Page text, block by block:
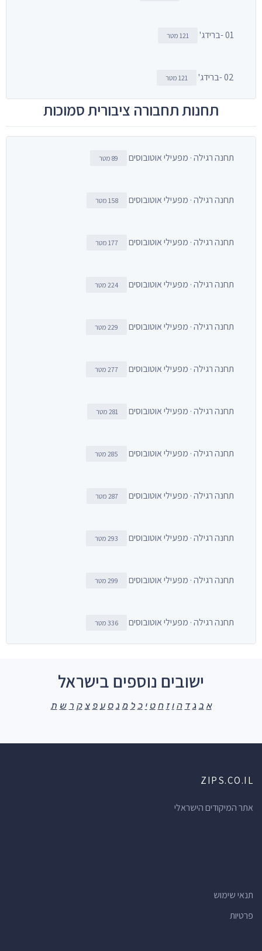
01 -ברידג' 121 מטר
02 -ברידג' 121 מטר
תחנות תחבורה ציבורית סמוכות
תחנה רגילה · מפעילי אוטובוסים 89 מטר
תחנה רגילה · מפעילי אוטובוסים 158 מטר
תחנה רגילה · מפעילי אוטובוסים 177 מטר
תחנה רגילה · מפעילי אוטובוסים 224 מטר
תחנה רגילה · מפעילי אוטובוסים 229 מטר
תחנה רגילה · מפעילי אוטובוסים 277 מטר
תחנה רגילה · מפעילי אוטובוסים 281 מטר
תחנה רגילה · מפעילי אוטובוסים 285 מטר
תחנה רגילה · מפעילי אוטובוסים 287 מטר
תחנה רגילה · מפעילי אוטובוסים 293 מטר
תחנה רגילה · מפעילי אוטובוסים 299 מטר
תחנה רגילה · מפעילי אוטובוסים 336 מטר
ישובים נוספים בישראל
א ב ג ד ה ו ז ח ט י כ ל מ נ ס ע פ צ ק ר ש ת
ZIPS.CO.IL
אתר המיקודים הישראלי
תנאי שימוש
פרטיות